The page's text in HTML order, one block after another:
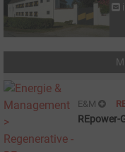
E&M